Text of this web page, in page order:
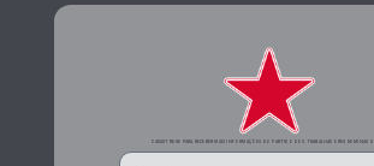
CADASTRE-SE PARA RECEBER MAIS INFORMAÇÕES DO PARTIDO DOS TRABALHADORES DE MINAS